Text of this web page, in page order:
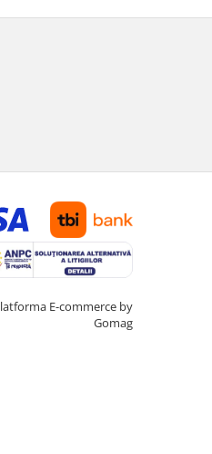
E-commerce by
Gomag